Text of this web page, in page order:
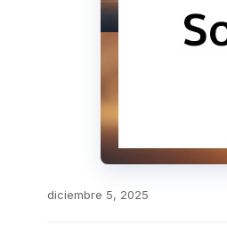
diciembre 5, 2025